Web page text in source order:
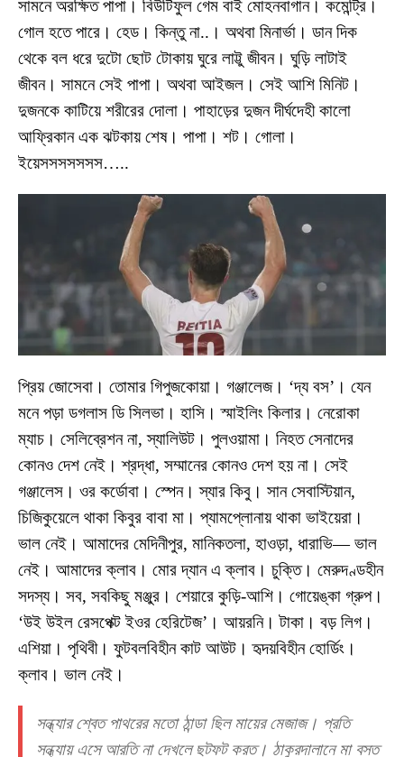
সামনে অরক্ষিত পাপা। বিউটিফুল গেম বাই মোহনবাগান। কমেন্ট্রি।
গোল হতে পারে। হেড। কিন্তু না..। অথবা মিনার্ভা। ডান দিক
থেকে বল ধরে দুটো ছোট টোকায় ঘুরে লাট্টু জীবন। ঘুড়ি লাটাই
জীবন। সামনে সেই পাপা। অথবা আইজল। সেই আশি মিনিট।
দুজনকে কাটিয়ে শরীরের দোলা। পাহাড়ের দুজন দীর্ঘদেহী কালো
আফ্রিকান এক ঝটকায় শেষ। পাপা। শট। গোলা।
ইয়েসসসসসসস…..
প্রিয় জোসেবা। তোমার গিপুজকোয়া। গঞ্জালেজ। ‘দ্য বস’। যেন
মনে পড়া ডগলাস ডি সিলভা। হাসি। স্মাইলিং কিলার। নেরোকা
ম্যাচ। সেলিব্রেশন না, স্যালিউট। পুলওয়ামা। নিহত সেনাদের
কোনও দেশ নেই। শ্রদ্ধা, সম্মানের কোনও দেশ হয় না। সেই
গঞ্জালেস। ওর কর্ডোবা। স্পেন। স্যার কিবু। সান সেবাস্টিয়ান,
চিজিকুয়েলে থাকা কিবুর বাবা মা। প্যামপ্লোনায় থাকা ভাইয়েরা।
ভাল নেই। আমাদের মেদিনীপুর, মানিকতলা, হাওড়া, ধারাভি— ভাল
নেই। আমাদের ক্লাব। মোর দ্যান এ ক্লাব। চুক্তি। মেরুদণ্ডহীন
সদস্য। সব, সবকিছু মঞ্জুর। শেয়ারে কুড়ি-আশি। গোয়েঙ্কা গ্রুপ।
‘উই উইল রেসপেক্ট ইওর হেরিটেজ’। আয়রনি। টাকা। বড় লিগ।
এশিয়া। পৃথিবী। ফুটবলবিহীন কাট আউট। হৃদয়বিহীন হোর্ডিং।
ক্লাব। ভাল নেই।
সন্ধ্যার শ্বেত পাথরের মতো ঠান্ডা ছিল মায়ের মেজাজ। প্রতি
সন্ধ্যায় এসে আরতি না দেখলে ছটফট করত। ঠাকুরদালানে মা বসত